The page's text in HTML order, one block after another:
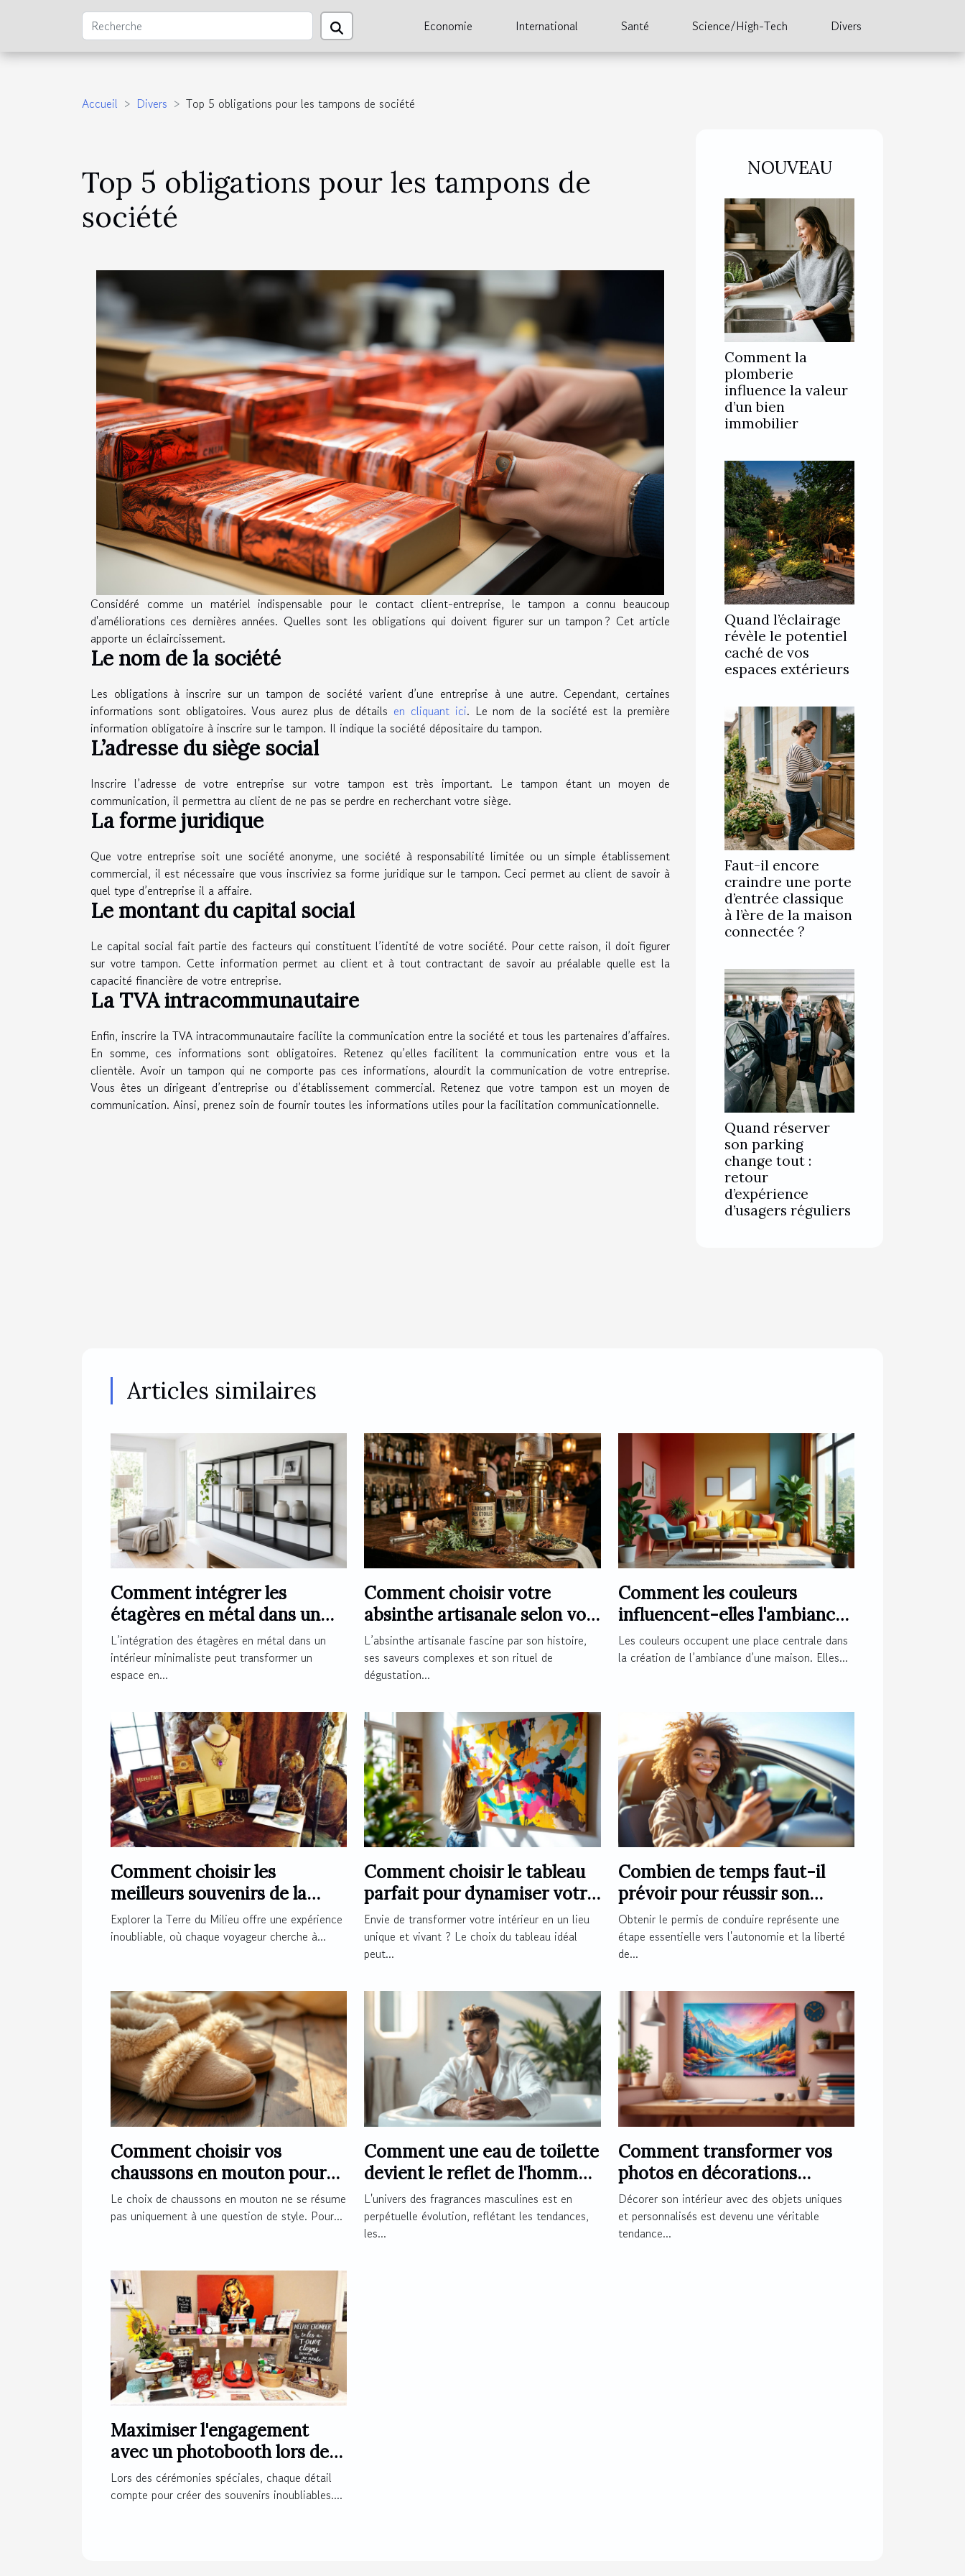
Economie International Santé Science/High-Tech Divers
Accueil Divers Top 5 obligations pour les tampons de société
Top 5 obligations pour les tampons de
société
Considéré comme un matériel indispensable pour le contact client-entreprise, le tampon a connu beaucoup
d'améliorations ces dernières années. Quelles sont les obligations qui doivent figurer sur un tampon ? Cet article
apporte un éclaircissement.
Le nom de la société
Les obligations à inscrire sur un tampon de société varient d’une entreprise à une autre. Cependant, certaines
informations sont obligatoires. Vous aurez plus de détails en cliquant ici. Le nom de la société est la première
information obligatoire à inscrire sur le tampon. Il indique la société dépositaire du tampon.
L’adresse du siège social
Inscrire l’adresse de votre entreprise sur votre tampon est très important. Le tampon étant un moyen de
communication, il permettra au client de ne pas se perdre en recherchant votre siège.
La forme juridique
Que votre entreprise soit une société anonyme, une société à responsabilité limitée ou un simple établissement
commercial, il est nécessaire que vous inscriviez sa forme juridique sur le tampon. Ceci permet au client de savoir à
quel type d’entreprise il a affaire.
Le montant du capital social
Le capital social fait partie des facteurs qui constituent l’identité de votre société. Pour cette raison, il doit figurer
sur votre tampon. Cette information permet au client et à tout contractant de savoir au préalable quelle est la
capacité financière de votre entreprise.
La TVA intracommunautaire
Enfin, inscrire la TVA intracommunautaire facilite la communication entre la société et tous les partenaires d’affaires.
En somme, ces informations sont obligatoires. Retenez qu’elles facilitent la communication entre vous et la
clientèle. Avoir un tampon qui ne comporte pas ces informations, alourdit la communication de votre entreprise.
Vous êtes un dirigeant d’entreprise ou d’établissement commercial. Retenez que votre tampon est un moyen de
communication. Ainsi, prenez soin de fournir toutes les informations utiles pour la facilitation communicationnelle.
NOUVEAU
Comment la
plomberie
influence la valeur
d’un bien
immobilier
Quand l’éclairage
révèle le potentiel
caché de vos
espaces extérieurs
Faut-il encore
craindre une porte
d’entrée classique
à l’ère de la maison
connectée ?
Quand réserver
son parking
change tout :
retour
d’expérience
d’usagers réguliers
Articles similaires
Comment intégrer les
étagères en métal dans un
intérieur minimaliste ?
L’intégration des étagères en métal dans un
intérieur minimaliste peut transformer un
espace en...
Comment choisir votre
absinthe artisanale selon vos
préférences ?
L’absinthe artisanale fascine par son histoire,
ses saveurs complexes et son rituel de
dégustation...
Comment les couleurs
influencent-elles l'ambiance
de votre maison ?
Les couleurs occupent une place centrale dans
la création de l’ambiance d’une maison. Elles...
Comment choisir les
meilleurs souvenirs de la
Terre du Milieu ?
Explorer la Terre du Milieu offre une expérience
inoubliable, où chaque voyageur cherche à...
Comment choisir le tableau
parfait pour dynamiser votre
espace ?
Envie de transformer votre intérieur en un lieu
unique et vivant ? Le choix du tableau idéal
peut...
Combien de temps faut-il
prévoir pour réussir son
permis de conduire ?
Obtenir le permis de conduire représente une
étape essentielle vers l'autonomie et la liberté
de...
Comment choisir vos
chaussons en mouton pour
un confort optimal ?
Le choix de chaussons en mouton ne se résume
pas uniquement à une question de style. Pour...
Comment une eau de toilette
devient le reflet de l'homme
moderne ?
L'univers des fragrances masculines est en
perpétuelle évolution, reflétant les tendances,
les...
Comment transformer vos
photos en décorations
magnétiques originales ?
Décorer son intérieur avec des objets uniques
et personnalisés est devenu une véritable
tendance...
Maximiser l'engagement
avec un photobooth lors de
cérémonies spéciales
Lors des cérémonies spéciales, chaque détail
compte pour créer des souvenirs inoubliables....